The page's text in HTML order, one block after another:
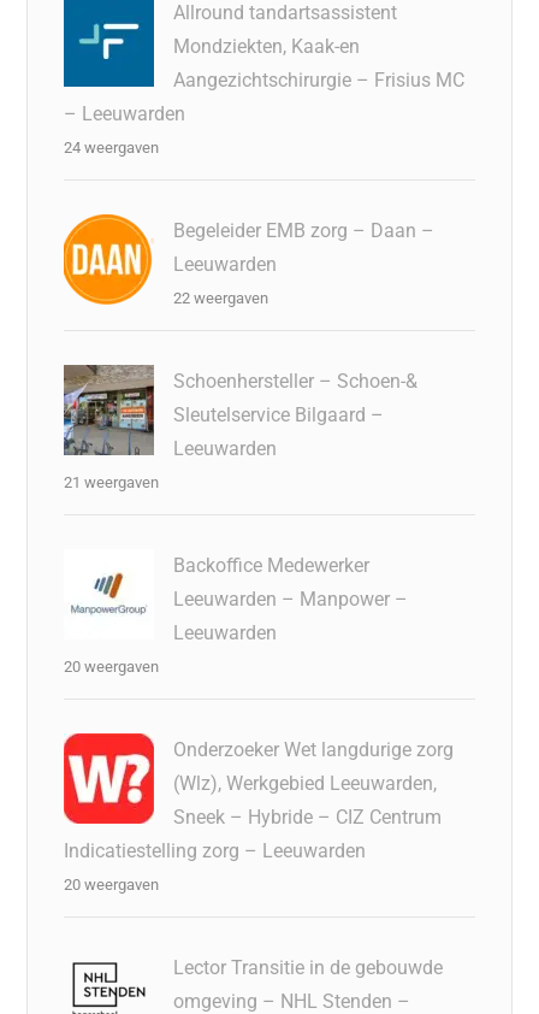
Allround tandartsassistent
Mondziekten, Kaak-en
Aangezichtschirurgie – Frisius MC
– Leeuwarden
24 weergaven
Begeleider EMB zorg – Daan –
Leeuwarden
22 weergaven
Schoenhersteller – Schoen-&
Sleutelservice Bilgaard –
Leeuwarden
21 weergaven
Backoffice Medewerker
Leeuwarden – Manpower –
Leeuwarden
20 weergaven
Onderzoeker Wet langdurige zorg
(Wlz), Werkgebied Leeuwarden,
Sneek – Hybride – CIZ Centrum
Indicatiestelling zorg – Leeuwarden
20 weergaven
Lector Transitie in de gebouwde
omgeving – NHL Stenden –